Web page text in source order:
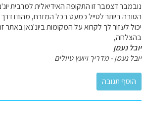
נובמבר דצמבר זו התקופה האידיאלית למרבית
הטובה ביותר לטייל כמעט בכל המזרח, מהודו דרך
יכול לעזור לך לקרוא על המקומות ביונ'נאן
בהצלחה,
יובל נעמן
יובל נעמן - מדריך ויועץ טיולים